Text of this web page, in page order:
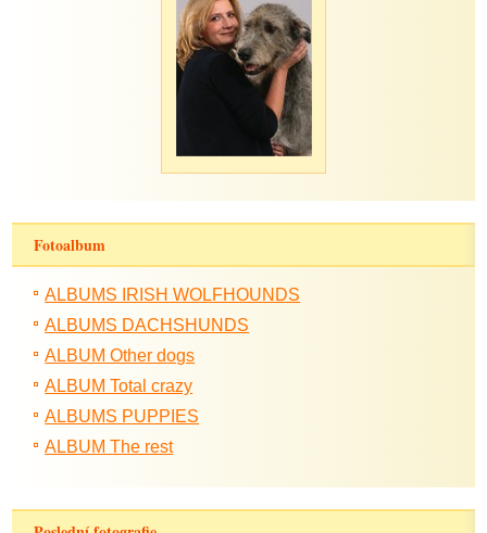
Fotoalbum
ALBUMS IRISH WOLFHOUNDS
ALBUMS DACHSHUNDS
ALBUM Other dogs
ALBUM Total crazy
ALBUMS PUPPIES
ALBUM The rest